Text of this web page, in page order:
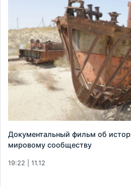
Документальный фильм об
мировому сообществу
19:22 | 11.12